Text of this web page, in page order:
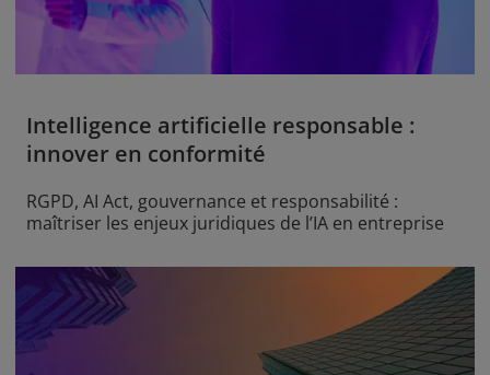
Intelligence artificielle responsable :
innover en conformité
RGPD, AI Act, gouvernance et responsabilité :
maîtriser les enjeux juridiques de l’IA en entreprise